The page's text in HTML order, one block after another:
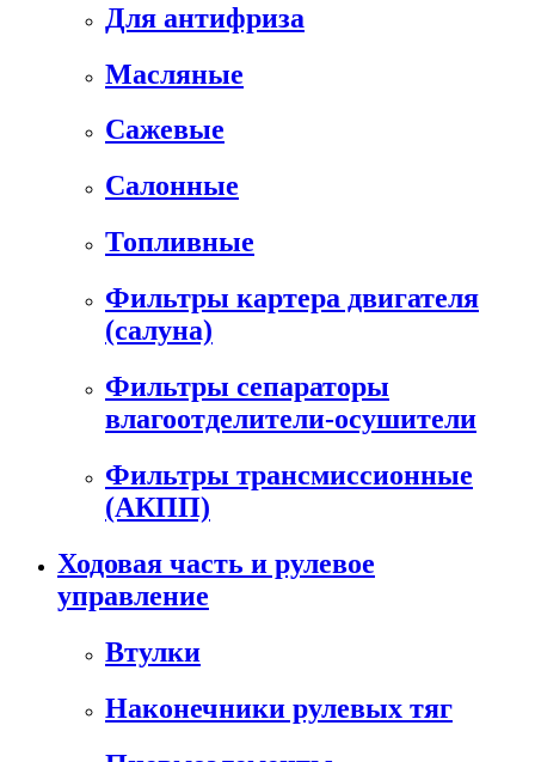
Для антифриза
Масляные
Сажевые
Салонные
Топливные
Фильтры картера двигателя
(салуна)
Фильтры сепараторы
влагоотделители-осушители
Фильтры трансмиссионные
(АКПП)
Ходовая часть и рулевое
управление
Втулки
Наконечники рулевых тяг